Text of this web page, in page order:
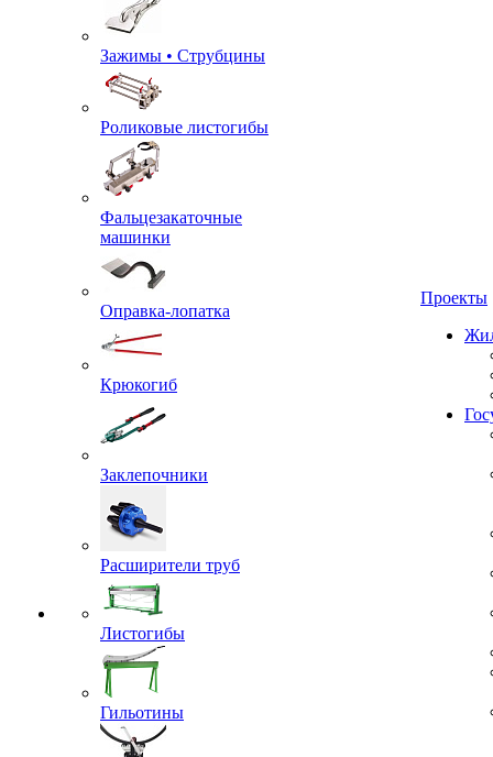
Зажимы • Струбцины
Роликовые листогибы
Фальцезакаточные
машинки
Оправка-лопатка
Крюкогиб
Заклепочники
Расширители труб
Листогибы
Гильотины
Проекты